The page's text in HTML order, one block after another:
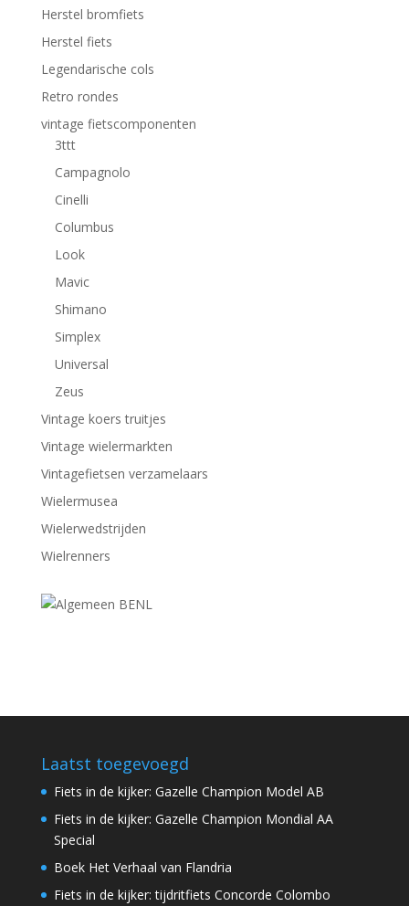
Herstel bromfiets
Herstel fiets
Legendarische cols
Retro rondes
vintage fietscomponenten
3ttt
Campagnolo
Cinelli
Columbus
Look
Mavic
Shimano
Simplex
Universal
Zeus
Vintage koers truitjes
Vintage wielermarkten
Vintagefietsen verzamelaars
Wielermusea
Wielerwedstrijden
Wielrenners
Laatst toegevoegd
Fiets in de kijker: Gazelle Champion Model AB
Fiets in de kijker: Gazelle Champion Mondial AA
Special
Boek Het Verhaal van Flandria
Fiets in de kijker: tijdritfiets Concorde Colombo